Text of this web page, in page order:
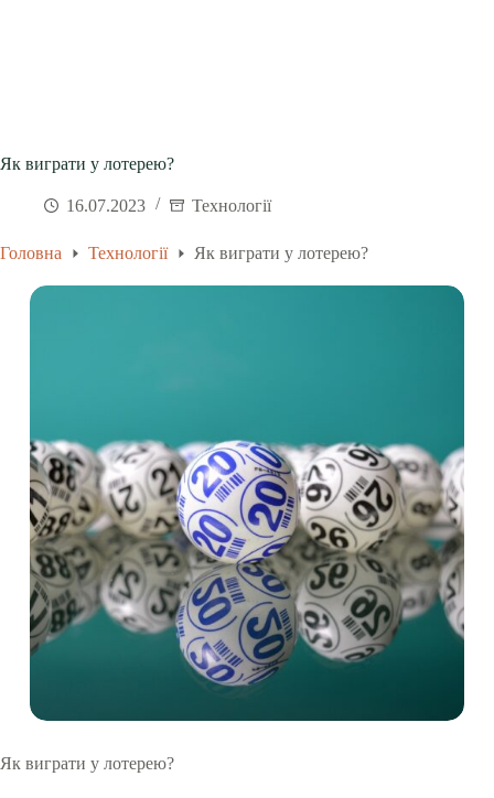
Як виграти у лотерею?
16.07.2023 Технології
Головна Технології Як виграти у лотерею?
Як виграти у лотерею?